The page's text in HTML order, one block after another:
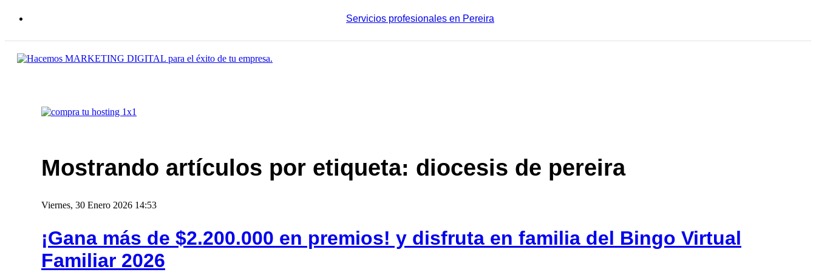
Servicios profesionales en Pereira
Mostrando artículos por etiqueta: diocesis de pereira
Viernes, 30 Enero 2026 14:53
¡Gana más de $2.200.000 en premios! y disfruta en familia del Bingo Virtual
Familiar 2026